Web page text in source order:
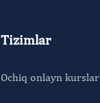
Tizimlar
Ochiq onlayn kurslar